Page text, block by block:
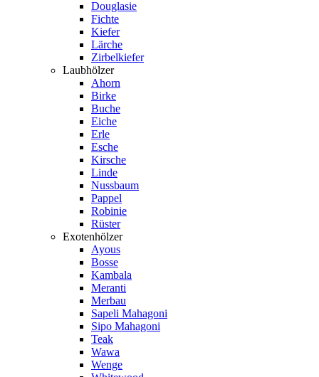
Douglasie
Fichte
Kiefer
Lärche
Zirbelkiefer
Laubhölzer
Ahorn
Birke
Buche
Eiche
Erle
Esche
Kirsche
Linde
Nussbaum
Pappel
Robinie
Rüster
Exotenhölzer
Ayous
Bosse
Kambala
Meranti
Merbau
Sapeli Mahagoni
Sipo Mahagoni
Teak
Wawa
Wenge